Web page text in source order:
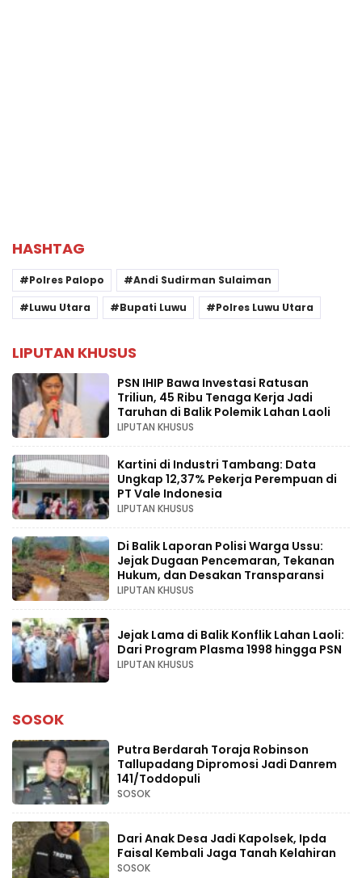
HASHTAG
Polres Palopo
Andi Sudirman Sulaiman
Luwu Utara
Bupati Luwu Polres Luwu Utara
LIPUTAN KHUSUS
PSN IHIP Bawa Investasi Ratusan
Triliun, 45 Ribu Tenaga Kerja Jadi
Taruhan di Balik Polemik Lahan Laoli
LIPUTAN KHUSUS
Kartini di Industri Tambang: Data
Ungkap 12,37% Pekerja Perempuan di
PT Vale Indonesia
LIPUTAN KHUSUS
Di Balik Laporan Polisi Warga Ussu:
Jejak Dugaan Pencemaran, Tekanan
Hukum, dan Desakan Transparansi
LIPUTAN KHUSUS
Jejak Lama di Balik Konflik Lahan Laoli:
Dari Program Plasma 1998 hingga PSN
LIPUTAN KHUSUS
SOSOK
Putra Berdarah Toraja Robinson
Tallupadang Dipromosi Jadi Danrem
141/Toddopuli
SOSOK
Dari Anak Desa Jadi Kapolsek, Ipda
Faisal Kembali Jaga Tanah Kelahiran
SOSOK